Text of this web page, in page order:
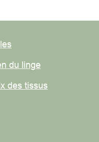
linge
tissus